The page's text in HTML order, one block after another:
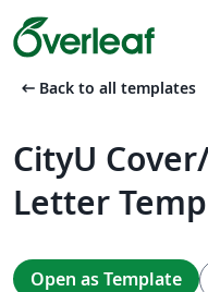
arrow_left_alt Back to all templates
CityU
Letter
Open as Template